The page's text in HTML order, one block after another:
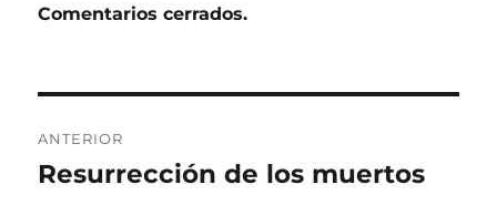
Comentarios cerrados.
de
ANTERIOR
Entrada
Resurrección de los muertos